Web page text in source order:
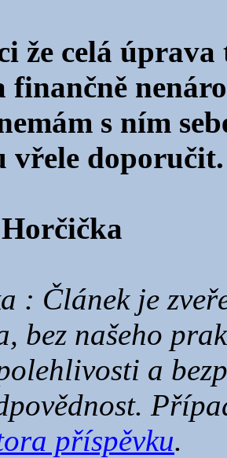
že celá
finančně
s ním
vřele doporučit.
: Článek je
bez našeho
a
příspěvku.